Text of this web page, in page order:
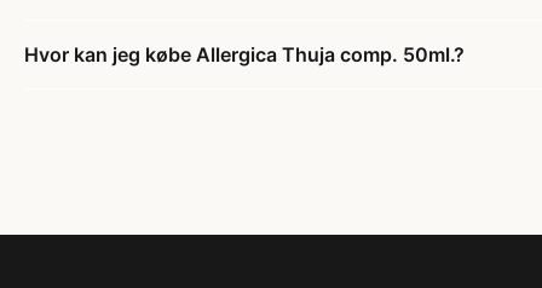
Hvor kan jeg købe Allergica Thuja comp. 50ml.?